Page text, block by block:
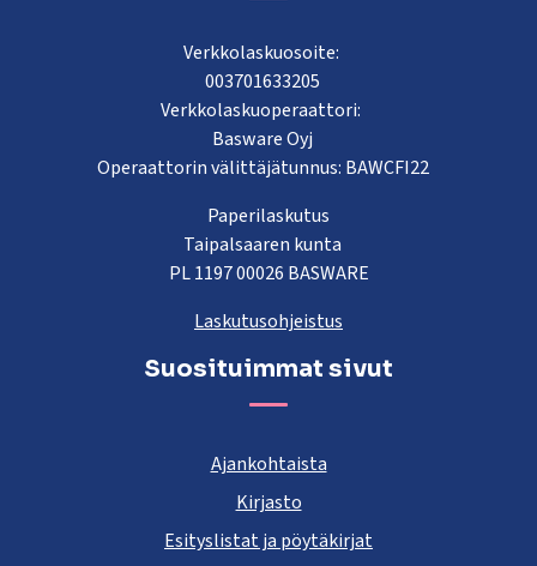
Verkkolaskuosoite:
003701633205
Verkkolaskuoperaattori:
Basware Oyj
Operaattorin välittäjätunnus: BAWCFI22
Paperilaskutus
Taipalsaaren kunta
PL 1197 00026 BASWARE
Laskutusohjeistus
Suosituimmat sivut
Ajankohtaista
Kirjasto
Esityslistat ja pöytäkirjat